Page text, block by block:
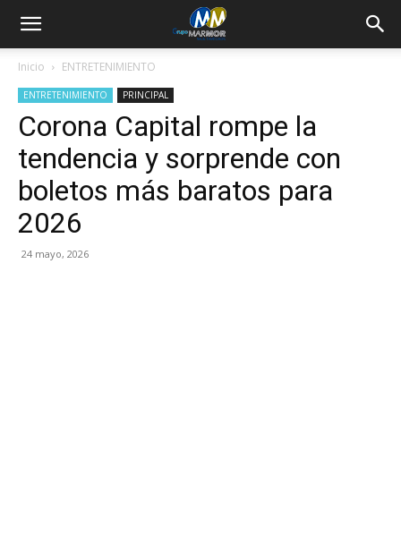
Inicio ENTRETENIMIENTO
ENTRETENIMIENTO PRINCIPAL
Corona Capital rompe la
tendencia y sorprende con
boletos más baratos para
2026
24 mayo, 2026